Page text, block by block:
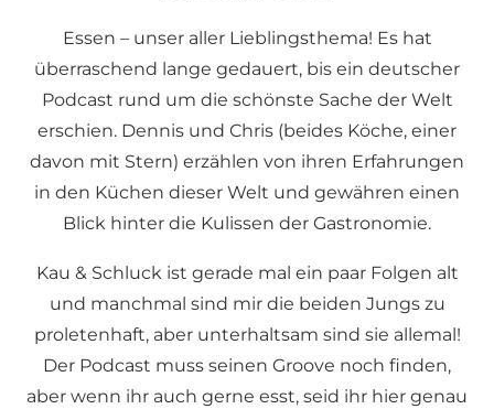
Essen – unser aller Lieblingsthema! Es hat
überraschend lange gedauert, bis ein deutscher
Podcast rund um die schönste Sache der Welt
erschien. Dennis und Chris (beides Köche, einer
davon mit Stern) erzählen von ihren Erfahrungen
in den Küchen dieser Welt und gewähren einen
Blick hinter die Kulissen der Gastronomie.
Kau & Schluck ist gerade mal ein paar Folgen alt
und manchmal sind mir die beiden Jungs zu
proletenhaft, aber unterhaltsam sind sie allemal!
Der Podcast muss seinen Groove noch finden,
aber wenn ihr auch gerne esst, seid ihr hier genau